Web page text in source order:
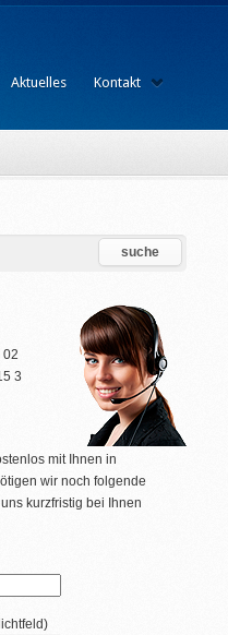
Aktuelles Kontakt
02
3
mit Ihnen in
wir noch folgende
kurzfristig bei Ihnen